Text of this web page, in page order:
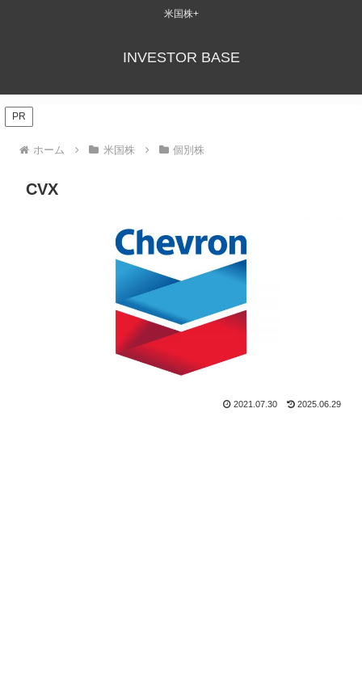
米国株+
INVESTOR BASE
PR
ホーム 米国株 個別株
CVX
2021.07.30 2025.06.29